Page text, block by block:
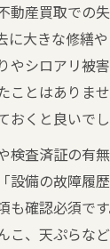
動産買取での
に大きな修繕
やシロアリ被
ことはありま
おくと良いでし
検査済証の有
設備の故障履
も確認必須で
こ、天ぷらな